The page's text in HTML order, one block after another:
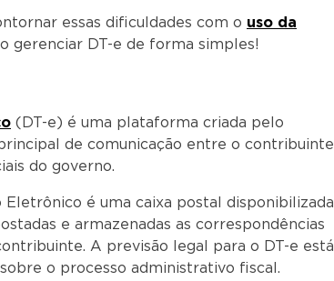
essas dificuldades com o uso da
gerenciar DT-e de forma simples!
(DT-e) é uma plataforma criada pelo
de comunicação entre o contribuinte
do governo.
é uma caixa postal disponibilizada
e armazenadas as correspondências
A previsão legal para o DT-e está
o processo administrativo fiscal.